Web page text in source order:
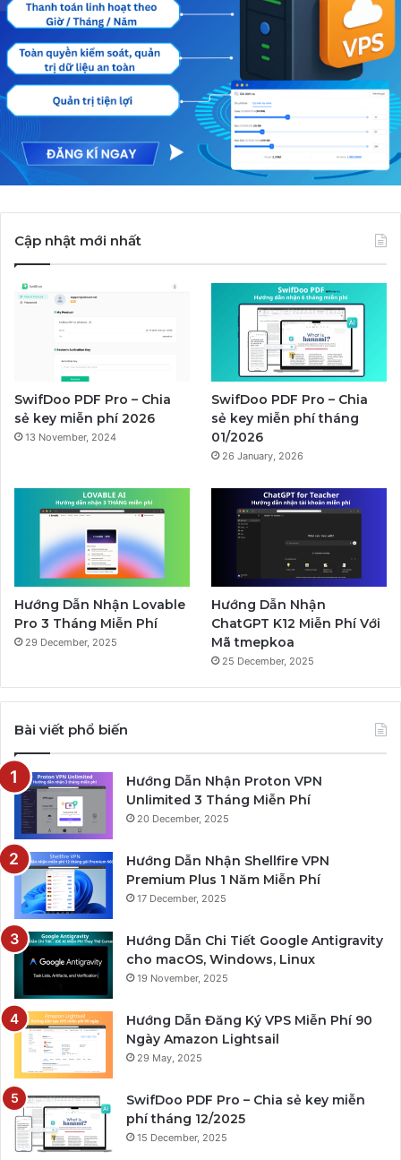
Cập nhật mới nhất
SwifDoo PDF Pro – Chia
sẻ key miễn phí 2026
13 November, 2024
SwifDoo PDF Pro – Chia
sẻ key miễn phí tháng
01/2026
26 January, 2026
Hướng Dẫn Nhận Lovable
Pro 3 Tháng Miễn Phí
29 December, 2025
Hướng Dẫn Nhận
ChatGPT K12 Miễn Phí Với
Mã tmepkoa
25 December, 2025
Bài viết phổ biến
Hướng Dẫn Nhận Proton VPN
Unlimited 3 Tháng Miễn Phí
20 December, 2025
Hướng Dẫn Nhận Shellfire VPN
Premium Plus 1 Năm Miễn Phí
17 December, 2025
Hướng Dẫn Chi Tiết Google Antigravity
cho macOS, Windows, Linux
19 November, 2025
Hướng Dẫn Đăng Ký VPS Miễn Phí 90
Ngày Amazon Lightsail
29 May, 2025
SwifDoo PDF Pro – Chia sẻ key miễn
phí tháng 12/2025
15 December, 2025